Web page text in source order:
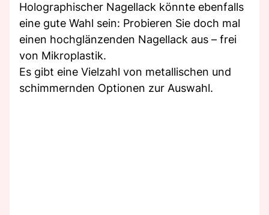
Holographischer Nagellack könnte ebenfalls
eine gute Wahl sein: Probieren Sie doch mal
einen hochglänzenden Nagellack aus – frei
von Mikroplastik.
Es gibt eine Vielzahl von metallischen und
schimmernden Optionen zur Auswahl.